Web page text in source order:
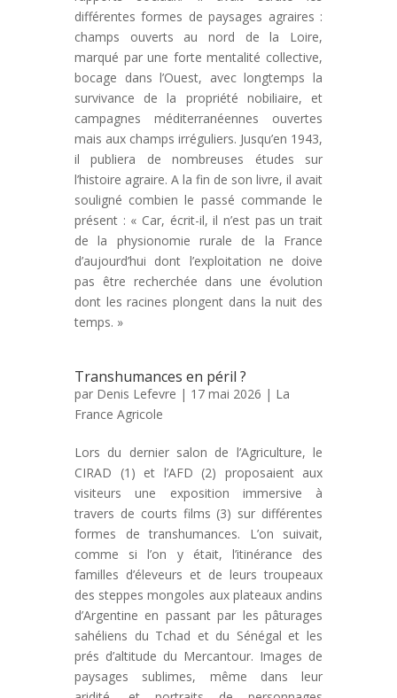
différentes formes de paysages agraires :
champs ouverts au nord de la Loire,
marqué par une forte mentalité collective,
bocage dans l’Ouest, avec longtemps la
survivance de la propriété nobiliaire, et
campagnes méditerranéennes ouvertes
mais aux champs irréguliers. Jusqu’en 1943,
il publiera de nombreuses études sur
l’histoire agraire. A la fin de son livre, il avait
souligné combien le passé commande le
présent : « Car, écrit-il, il n’est pas un trait
de la physionomie rurale de la France
d’aujourd’hui dont l’exploitation ne doive
pas être recherchée dans une évolution
dont les racines plongent dans la nuit des
temps. »
Transhumances en péril ?
par Denis Lefevre | 17 mai 2026 | La
France Agricole
Lors du dernier salon de l’Agriculture, le
CIRAD (1) et l’AFD (2) proposaient aux
visiteurs une exposition immersive à
travers de courts films (3) sur différentes
formes de transhumances. L’on suivait,
comme si l’on y était, l’itinérance des
familles d’éleveurs et de leurs troupeaux
des steppes mongoles aux plateaux andins
d’Argentine en passant par les pâturages
sahéliens du Tchad et du Sénégal et les
prés d’altitude du Mercantour. Images de
paysages sublimes, même dans leur